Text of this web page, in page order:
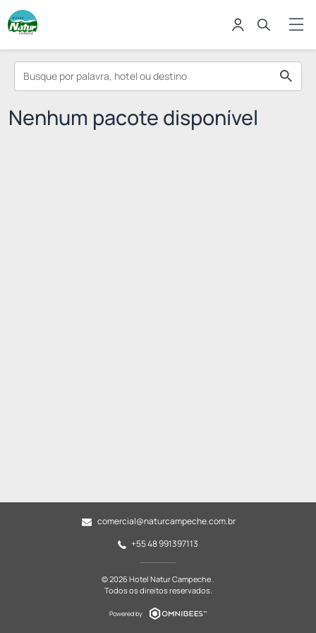
Nenhum pacote disponível
comercial@naturcampeche.com.br
+55 48 991397113
© 2026 Hotel Natur Campeche .
Todos os direitos reservados.
Powered by